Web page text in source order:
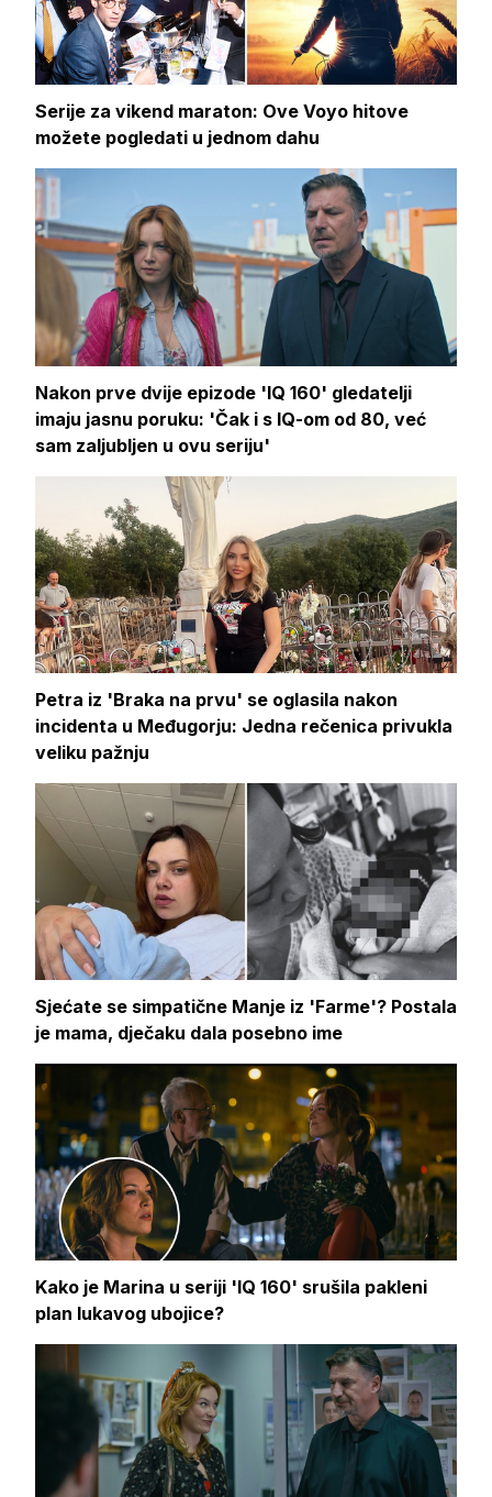
Serije za vikend maraton: Ove Voyo hitove
možete pogledati u jednom dahu
Nakon prve dvije epizode 'IQ 160' gledatelji
imaju jasnu poruku: 'Čak i s IQ-om od 80, već
sam zaljubljen u ovu seriju'
Petra iz 'Braka na prvu' se oglasila nakon
incidenta u Međugorju: Jedna rečenica privukla
veliku pažnju
Sjećate se simpatične Manje iz 'Farme'? Postala
je mama, dječaku dala posebno ime
Kako je Marina u seriji 'IQ 160' srušila pakleni
plan lukavog ubojice?